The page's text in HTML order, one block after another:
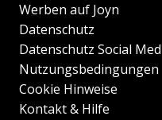
Werben auf Joyn
Datenschutz
Datenschutz Social
Nutzungsbedingungen
Cookie Hinweise
Kontakt & Hilfe